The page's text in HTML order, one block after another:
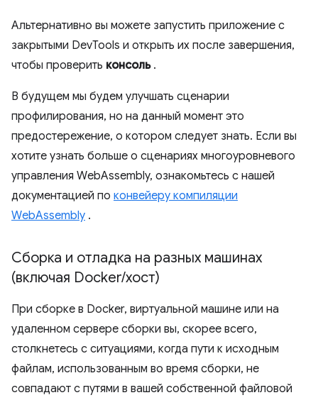
Альтернативно вы можете запустить приложение с
закрытыми DevTools и открыть их после завершения,
чтобы проверить консоль.
В будущем мы будем улучшать сценарии
профилирования, но на данный момент это
предостережение, о котором следует знать. Если вы
хотите узнать больше о сценариях многоуровневого
управления WebAssembly, ознакомьтесь с нашей
документацией по конвейеру компиляции
WebAssembly .
Сборка и отладка на разных машинах
(включая Docker/хост)
При сборке в Docker, виртуальной машине или на
удаленном сервере сборки вы, скорее всего,
столкнетесь с ситуациями, когда пути к исходным
файлам, использованным во время сборки, не
совпадают с путями в вашей собственной файловой